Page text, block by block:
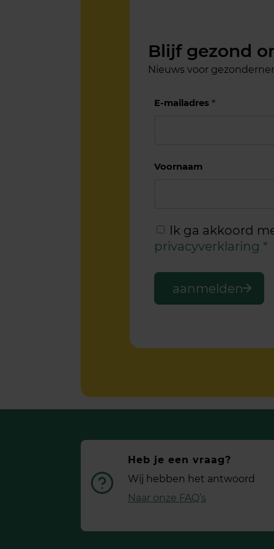
Blijf gezond
Nieuws voor
E-mailadres *
Voornaam
Ik ga akkoord
privacyverklaring *
Heb je een vraag?
Wij hebben het antwoord
Naar onze FAQ’s